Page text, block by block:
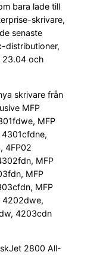
bara lade till
skrivare,
senaste
distributioner,
23.04 och
skrivare från
MFP
MFP
4FP02
MFP
MFP
MFP
4202dwe,
4203cdn
2800 All-